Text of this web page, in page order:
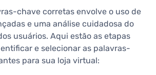
chave corretas envolve o uso de
e uma análise cuidadosa do
usuários. Aqui estão as etapas
e selecionar as palavras-
para sua loja virtual: